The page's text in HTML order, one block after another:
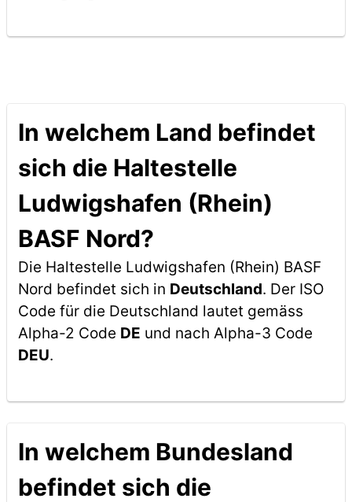
In welchem Land befindet
sich die Haltestelle
Ludwigshafen (Rhein)
BASF Nord?
Die Haltestelle Ludwigshafen (Rhein) BASF
Nord befindet sich in Deutschland. Der ISO
Code für die Deutschland lautet gemäss
Alpha-2 Code DE und nach Alpha-3 Code
DEU.
In welchem Bundesland
befindet sich die